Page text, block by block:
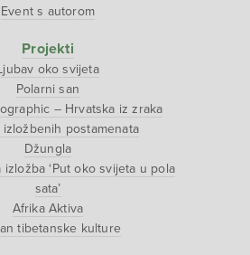
Event s autorom
Projekti
oko svijeta
Polarni san
– Hrvatska iz zraka
izložbenih postamenata
Džungla
‘Put oko svijeta u pola
sata’
Afrika Aktiva
tibetanske kulture